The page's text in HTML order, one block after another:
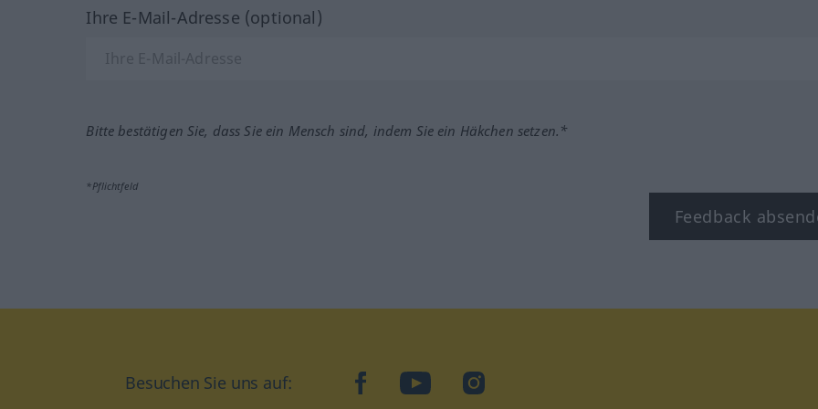
Ihre E-Mail-Adresse (optional)
Bitte bestätigen Sie, dass Sie ein Mensch sind, indem Sie ein Häkchen setzen.*
*Pflichtfeld
Feedback
Besuchen Sie uns auf: facebookYouTubeInstagram